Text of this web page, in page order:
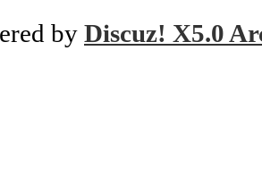
by Discuz! X5.0